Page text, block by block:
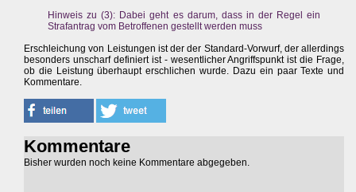
Hinweis zu (3): Dabei geht es darum, dass in der Regel ein
Strafantrag vom Betroffenen gestellt werden muss
Erschleichung von Leistungen ist der der Standard-Vorwurf, der allerdings
besonders unscharf definiert ist - wesentlicher Angriffspunkt ist die Frage,
ob die Leistung überhaupt erschlichen wurde. Dazu ein paar Texte und
Kommentare.
Kommentare
Bisher wurden noch keine Kommentare abgegeben.